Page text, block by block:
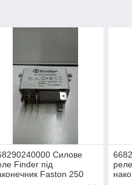
Силове
Finder під
Faston 250